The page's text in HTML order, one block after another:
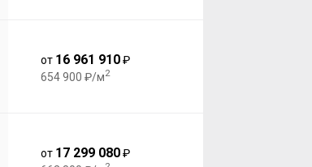
от 16 961 910₽
654 900 ₽/м2
от 17 299 080₽